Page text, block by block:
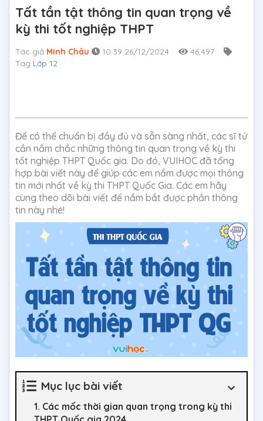
Tất tần tật thông tin quan trọng về
kỳ thi tốt nghiệp THPT
Tác giả Minh Châu 10:39 26/12/2024
46,497
Tag Lớp 12
Để có thể chuẩn bị đầy đủ và sẵn sàng nhất, các sĩ tử
cần nắm chắc những thông tin quan trọng về kỳ thi
tốt nghiệp THPT Quốc gia. Do đó, VUIHOC đã tổng
hợp bài viết này để giúp các em nắm được mọi thông
tin mới nhất về kỳ thi THPT Quốc Gia. Các em hãy
cùng theo dõi bài viết để nắm bắt được phần thông
tin này nhé!
Mục lục bài viết
1. Các mốc thời gian quan trọng trong kỳ thi